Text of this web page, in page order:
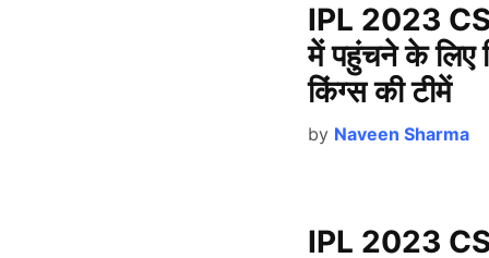
IPL 2023
में पहुंचने के लिए
किंग्स की टीमें
by Naveen Sharma
IPL 2023